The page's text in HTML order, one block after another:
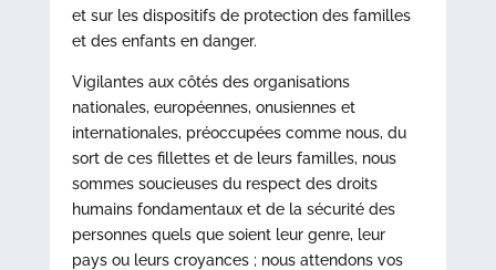
et sur les dispositifs de protection des familles
et des enfants en danger.
Vigilantes aux côtés des organisations
nationales, européennes, onusiennes et
internationales, préoccupées comme nous, du
sort de ces fillettes et de leurs familles, nous
sommes soucieuses du respect des droits
humains fondamentaux et de la sécurité des
personnes quels que soient leur genre, leur
pays ou leurs croyances ; nous attendons vos